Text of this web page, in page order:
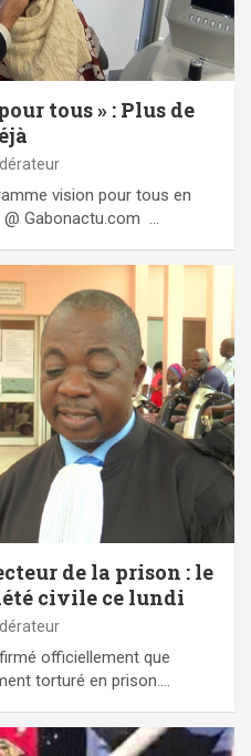
tous » : Plus de
vision pour tous en
Gabonactu.com …
de la prison : le
civile ce lundi
officiellement que
torturé en prison.…